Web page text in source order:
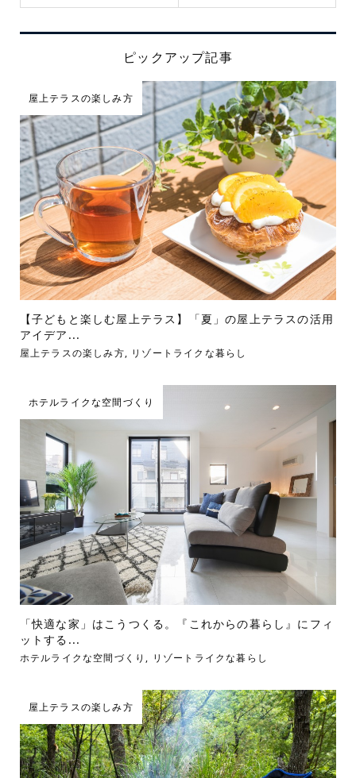
ピックアップ記事
屋上テラスの楽しみ方
【子どもと楽しむ屋上テラス】「夏」の屋上テラスの活用
アイデア...
屋上テラスの楽しみ方, リゾートライクな暮らし
ホテルライクな空間づくり
「快適な家」はこうつくる。『これからの暮らし』にフィ
ットする...
ホテルライクな空間づくり , リゾートライクな暮らし
屋上テラスの楽しみ方